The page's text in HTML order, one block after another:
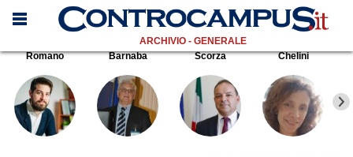
ARCHIVIO - GENERALE
Romano
Barnaba Scorza Chelini